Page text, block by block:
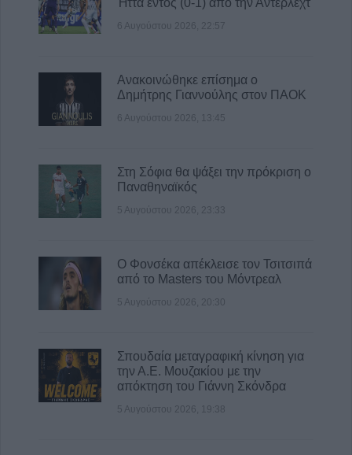
στην Φθιώτιδα
ατυχήματα τον Ιούλιο στη Θεσσαλία
6 Αυγούστου 2026, 14:32
ΥΠΑΑΤ: Άνοιξε η πλατφόρμα για ενισχύσεις
6 Αυγούστου 2026, 14:26
6 Αυγούστου 2026, 22:57
Ανακοινώθηκε επίσημα ο
Δημήτρης Γιαννούλης στον ΠΑΟΚ
6 Αυγούστου 2026, 13:45
Στη Σόφια θα ψάξει την πρόκριση ο
Παναθηναϊκός
5 Αυγούστου 2026, 23:33
Ο Φονσέκα απέκλεισε τον Τσιτσιπά
από το Masters του Μόντρεαλ
5 Αυγούστου 2026, 20:30
Σπουδαία μεταγραφική κίνηση για
την Α.Ε. Μουζακίου με την
απόκτηση του Γιάννη Σκόνδρα
5 Αυγούστου 2026, 19:38